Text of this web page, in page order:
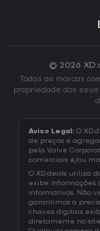
© 2026
Todas as marcas
propriedade dos
Aviso Legal: O
de preços e
pela Valve
comerciais e/ou
O XD.deals utiliza
exibe informações
informativos. Não
garantimos a
chaves digitais
diretamente no